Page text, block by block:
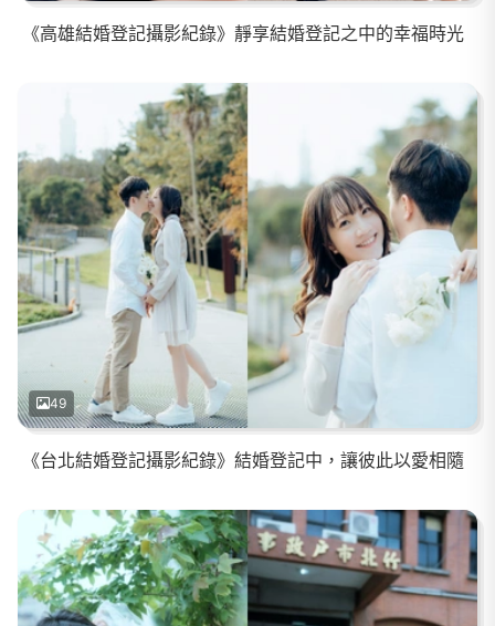
《高雄結婚登記攝影紀錄》靜享結婚登記之中的幸福時光
49
《台北結婚登記攝影紀錄》結婚登記中，讓彼此以愛相隨